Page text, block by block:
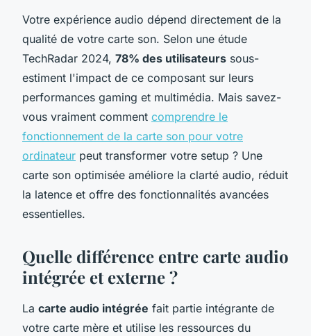
Votre expérience audio dépend directement de la
qualité de votre carte son. Selon une étude
TechRadar 2024, 78% des utilisateurs sous-
estiment l'impact de ce composant sur leurs
performances gaming et multimédia. Mais savez-
vous vraiment comment comprendre le
fonctionnement de la carte son pour votre
ordinateur peut transformer votre setup ? Une
carte son optimisée améliore la clarté audio, réduit
la latence et offre des fonctionnalités avancées
essentielles.
Quelle différence entre carte audio
intégrée et externe ?
La carte audio intégrée fait partie intégrante de
votre carte mère et utilise les ressources du